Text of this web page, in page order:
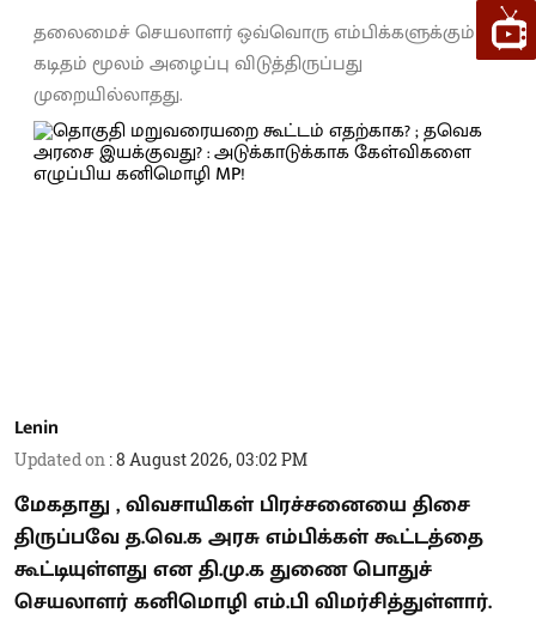
தலைமைச் செயலாளர் ஒவ்வொரு எம்பிக்களுக்கும்
கடிதம் மூலம் அழைப்பு விடுத்திருப்பது
முறையில்லாதது.
Lenin
Updated on :8 August 2026, 03:02 PM
மேகதாது , விவசாயிகள் பிரச்சனையை திசை
திருப்பவே த.வெ.க அரசு எம்பிக்கள் கூட்டத்தை
கூட்டியுள்ளது என தி.மு.க துணை பொதுச்
செயலாளர் கனிமொழி எம்.பி விமர்சித்துள்ளார்.